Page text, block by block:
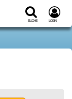
Suche Login